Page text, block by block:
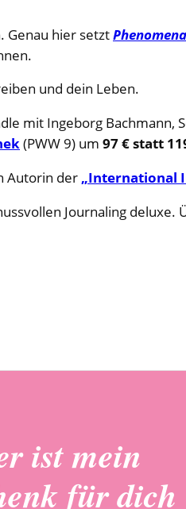
Genau hier setzt
und dein Leben.
mit Ingeborg Bachmann,
(PWW 9) um 97 € statt
Autorin der „International
Journaling deluxe.
ist mein
für dich